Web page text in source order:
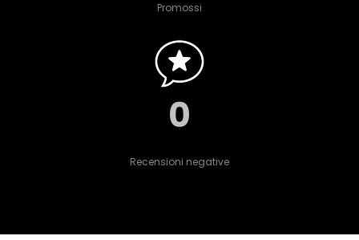
Promossi
0
Recensioni negative